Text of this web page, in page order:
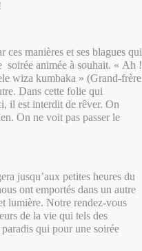
ces manières et ses blagues qui
soirée animée à souhait. « Ah !
wiza kumbaka » (Grand-frère
Dans cette folie qui
il est interdit de rêver. On
On ne voit pas passer le
jusqu’aux petites heures du
ont emportés dans un autre
lumière. Notre rendez-vous
de la vie qui tels des
qui pour une soirée